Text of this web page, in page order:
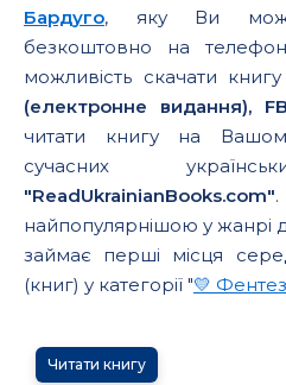
Бардуго, яку Ви
безкоштовно на
можливість скачати
(електронне видання),
читати книгу на
сучасних
"ReadUkrainianBooks.com"
найпопулярнішою у жанрі
займає перші місця серед
(книг) у категорії "💛
Читати книгу